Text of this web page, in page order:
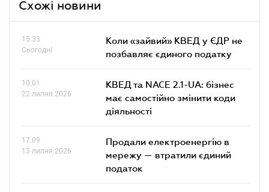
Схожі новини
15.33
Сьогодні
Коли «зайвий» КВЕД у ЄДР не
позбавляє єдиного податку
10.01
22 липня 2026
КВЕД та NACE 2.1-UA: бізнес
має самостійно змінити коди
діяльності
17.09
13 липня 2026
Продали електроенергію в
мережу — втратили єдиний
податок